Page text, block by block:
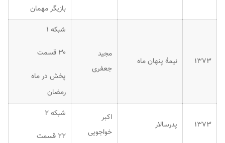
بازیگر مهمان
۱۳۷۳ نیمهٔ پنهان ماه
مجید
جعفری
شبکه ۱
۳۰ قسمت
پخش در ماه
رمضان
۱۳۷۳ پدرسالار
اکبر
خواجویی
شبکه ۲
۲۲ قسمت